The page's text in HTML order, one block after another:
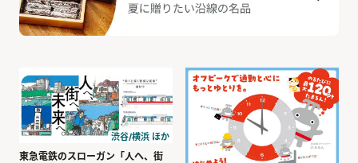
渋谷/横浜 ほか
東急電鉄のスローガン「人へ、街